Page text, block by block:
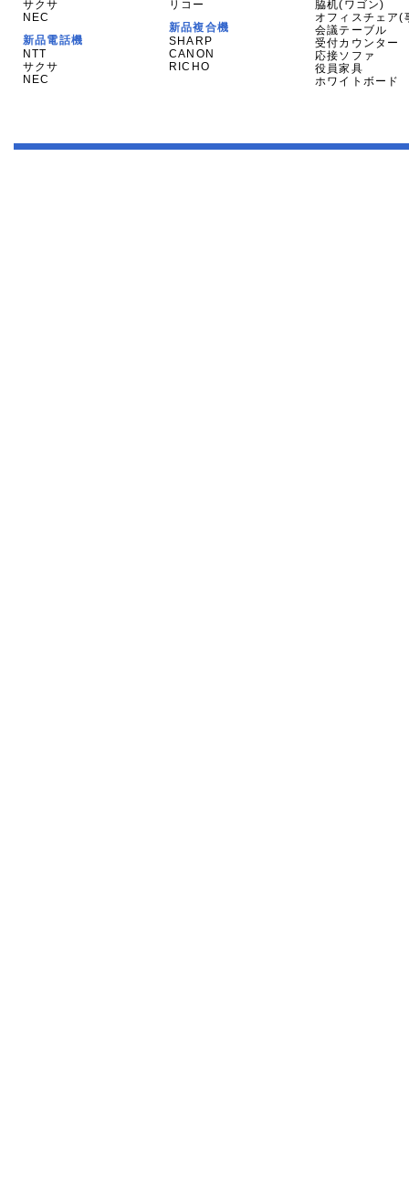
サクサ
NEC
新品電話機
NTT
サクサ
NEC
リコー
新品複合機
SHARP
CANON
RICHO
脇机(ワゴン)
オフィスチェア(
会議テーブル
受付カウンター
応接ソファ
役員家具
ホワイトボード